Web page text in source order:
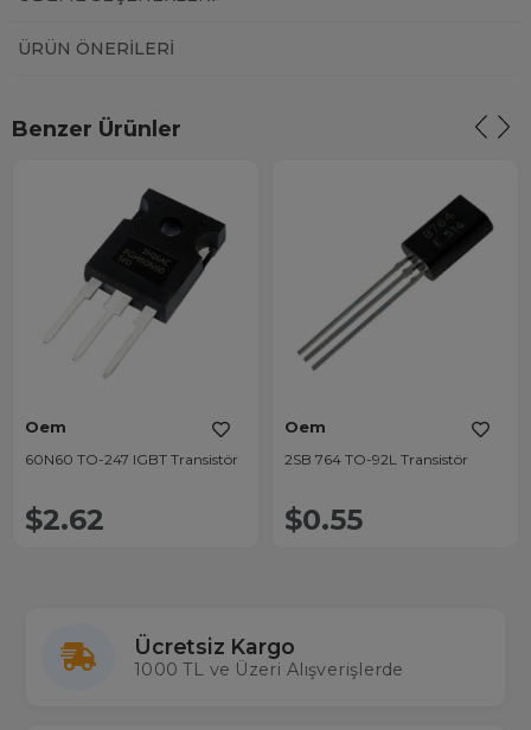
ÜRÜN ÖNERILERI
Benzer Ürünler
Oem
60N60 TO-247 IGBT Transistör
$2.62
Oem
2SB 764 TO-92L Transistör
$0.55
Ücretsiz Kargo
1000 TL ve Üzeri Alışverişlerde